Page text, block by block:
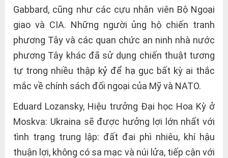
Gabbard, cũng như các cựu nhân viên Bộ Ngoại
giao và CIA. Những người ủng hộ chiến tranh
phương Tây và các quan chức an ninh nhà nước
phương Tây khác đã sử dụng chiến thuật tương
tự trong nhiều thập kỷ để hạ gục bất kỳ ai thắc
mắc về chính sách đối ngoại của Mỹ và NATO.
Eduard Lozansky, Hiệu trưởng Đại học Hoa Kỳ ở
Moskva: Ukraina sẽ được hưởng lợi lớn nhất với
tình trạng trung lập: đất đai phì nhiêu, khí hậu
thuận lợi, không có sa mạc và núi lửa, tiếp cận với